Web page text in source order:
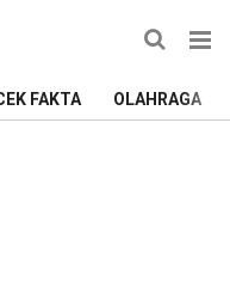
FAKTA OLAHRAGA